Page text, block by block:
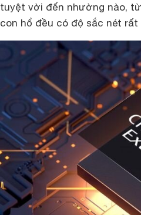
tuyệt vời đến nhường nào,
con hổ đều có độ sắc nét rất